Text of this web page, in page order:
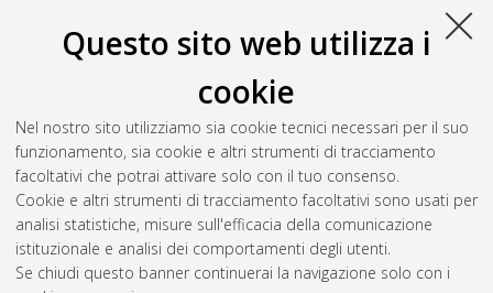
Questo sito web utilizza i
cookie
Nel nostro sito utilizziamo sia cookie tecnici necessari per il suo
funzionamento, sia cookie e altri strumenti di tracciamento
facoltativi che potrai attivare solo con il tuo consenso.
Cookie e altri strumenti di tracciamento facoltativi sono usati per
analisi statistiche, misure sull'efficacia della comunicazione
istituzionale e analisi dei comportamenti degli utenti.
Se chiudi questo banner continuerai la navigazione solo con i
stellari nella galassia NGC 4449.[Laurea magistrale],
Università di Bologna, Corso di Studio in Astrofisica e
cosmologia [LM-DM270], Documento ad accesso riservato.
Questa lista e' stata generata ilThu Aug 6 12:32:10 2026
CEST